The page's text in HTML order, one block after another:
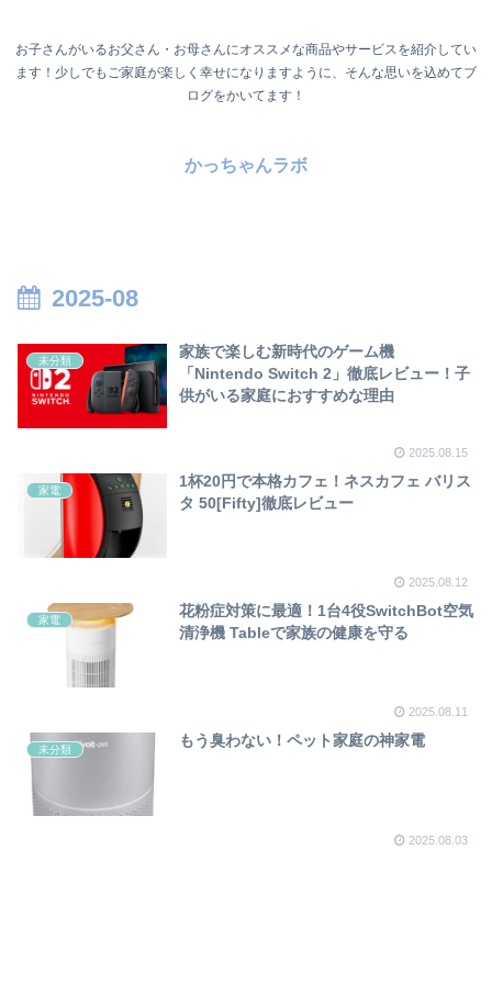
お子さんがいるお父さん・お母さんにオススメな商品やサービスを紹介してい
ます！少しでもご家庭が楽しく幸せになりますように、そんな思いを込めてブ
ログをかいてます！
かっちゃんラボ
2025-08
未分類
家族で楽しむ新時代のゲーム機
「Nintendo Switch 2」徹底レビュー！子
供がいる家庭におすすめな理由
2025.08.15
家電
1杯20円で本格カフェ！ネスカフェ バリス
タ 50[Fifty]徹底レビュー
2025.08.12
家電
花粉症対策に最適！1台4役SwitchBot空気
清浄機 Tableで家族の健康を守る
2025.08.11
未分類
もう臭わない！ペット家庭の神家電
2025.08.03